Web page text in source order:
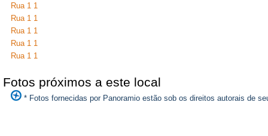
Rua 1 1
Rua 1 1
Rua 1 1
Rua 1 1
Rua 1 1
Fotos próximos a este local
* Fotos fornecidas por Panoramio estão sob os direitos autorais de